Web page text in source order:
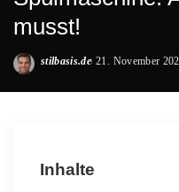
musst!
Posted
stilbasis.de 21. November
Inhalte